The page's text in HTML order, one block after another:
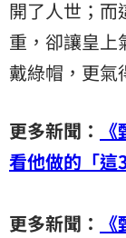
開了人世；而
重，卻讓皇上
戴綠帽，更氣
更多新聞：
看他做的「
更多新聞：